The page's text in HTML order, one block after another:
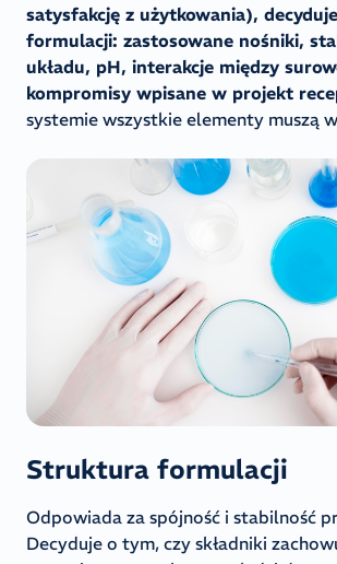
satysfakcję z użytkowania), decyduje
formulacji: zastosowane nośniki,
układu, pH, interakcje między
kompromisy wpisane w projekt
systemie wszystkie elementy muszą
Struktura formulacji
Odpowiada za spójność i stabilność
Decyduje o tym, czy składniki